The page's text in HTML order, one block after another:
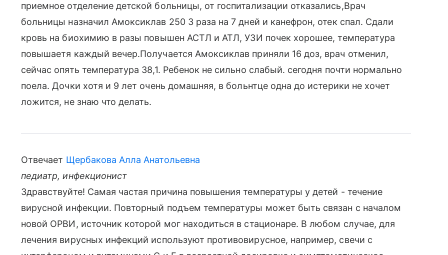
приемное отделение детской больницы, от госпитализации отказались,Врач
больницы назначил Амоксиклав 250 3 раза на 7 дней и канефрон, отек спал. Сдали
кровь на биохимию в разы повышен АСТЛ и АТЛ, УЗИ почек хорошее, температура
повышаетя каждый вечер.Получается Амоксиклав приняли 16 доз, врач отменил,
сейчас опять температура 38,1. Ребенок не сильно слабый. сегодня почти нормально
поела. Дочки хотя и 9 лет очень домашняя, в больнтце одна до истерики не хочет
ложится, не знаю что делать.
Отвечает Щербакова Алла Анатольевна
педиатр, инфекционист
Здравствуйте! Самая частая причина повышения температуры у детей - течение
вирусной инфекции. Повторный подъем температуры может быть связан с началом
новой ОРВИ, источник которой мог находиться в стационаре. В любом случае, для
лечения вирусных инфекций используют противовирусное, например, свечи с